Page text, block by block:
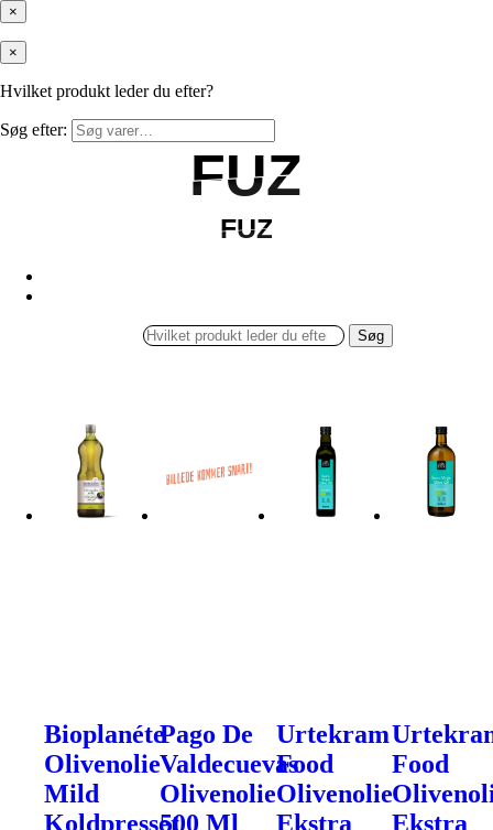
×
×
Hvilket produkt leder du efter?
Søg efter:
FUZ
FUZ
FUZ
FUZ
Søg
Bioplanéte
Olivenolie
Mild
Koldpresset
Pago De
Valdecuevas
Olivenolie
500 Ml
Urtekram
Food
Olivenolie
Ekstra
Food
Ekstra